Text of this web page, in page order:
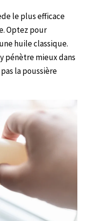
le plus efficace
Optez pour
huile classique.
pénètre mieux dans
la poussière